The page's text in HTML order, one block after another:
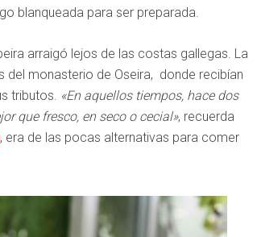
blanqueada para ser preparada.
arraigó lejos de las costas gallegas. La
del monasterio de Oseira, donde recibían
tributos. «En aquellos tiempos, hace dos
que fresco, en seco o cecial», recuerda
, era de las pocas alternativas para comer